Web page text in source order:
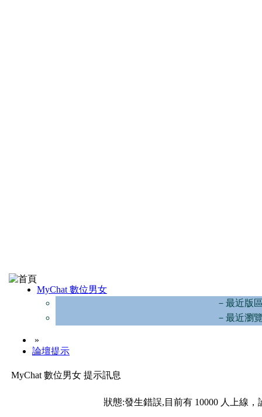
MyChat 數位男女
－最近版
－最近瀏
»
論壇提示
MyChat 數位男女 提示訊息
狀態:發生錯誤,目前有 10000 人上線